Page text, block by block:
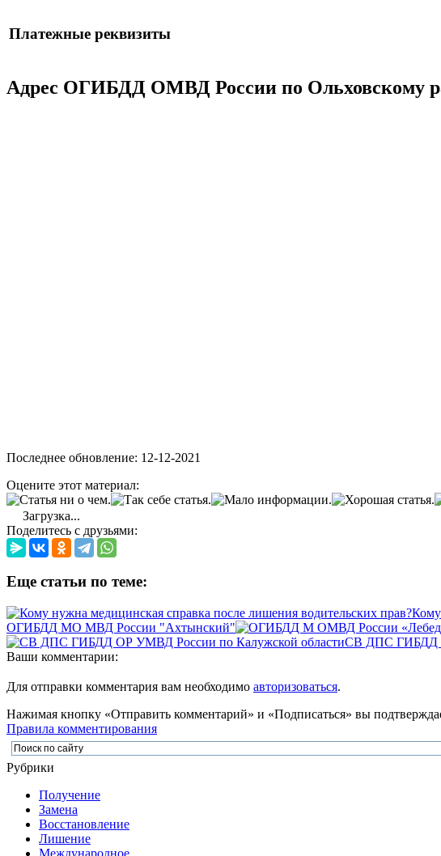
Платежные реквизиты
Адрес ОГИБДД ОМВД России по Ольховскому
Последнее обновление: 12-12-2021
Оцените этот материал:
Загрузка...
Поделитесь с друзьями:
Еще статьи по теме:
Кому
ОГИБДД МО МВД России "Ахтынский"
СВ ДПС ГИБДД
Ваши комментарии:
Для отправки комментария вам необходимо авторизоваться.
Нажимая кнопку «Отправить комментарий» и «Подписаться» вы
Правила комментирования
Рубрики
Получение
Замена
Восстановление
Лишение
Международное